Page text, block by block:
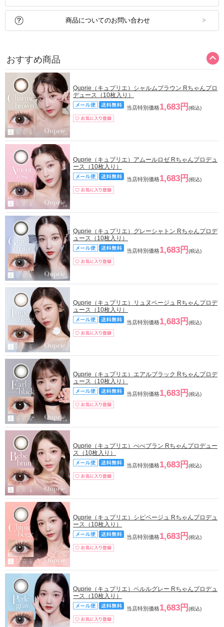
商品についてのお問い合わせ
おすすめ商品
Quprie（キュプリエ）シャルムブラウン Rちゃんプロ
デュース（10枚入り）
当店特別価格1,683円 (税込)
Quprie（キュプリエ）アムールロゼ Rちゃんプロデュ
ース（10枚入り）
当店特別価格1,683円 (税込)
Quprie（キュプリエ）グレーシャトン Rちゃんプロデ
ュース（10枚入り）
当店特別価格1,683円 (税込)
Quprie（キュプリエ）リュヌベージュ Rちゃんプロデ
ュース（10枚入り）
当店特別価格1,683円 (税込)
Quprie（キュプリエ）エアルブラック Rちゃんプロデ
ュース（10枚入り）
当店特別価格1,683円 (税込)
Quprie（キュプリエ）べべブラン Rちゃんプロデュー
ス（10枚入り）
当店特別価格1,683円 (税込)
Quprie（キュプリエ）シピベージュ Rちゃんプロデュ
ース（10枚入り）
当店特別価格1,683円 (税込)
Quprie（キュプリエ）ペルルグレー Rちゃんプロデュ
ース（10枚入り）
当店特別価格1,683円 (税込)